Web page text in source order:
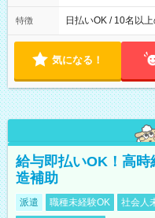
働8時間） ※週5日
によって時間外での
特徴 日払いOK / 10名以
気になる！
給与即払いOK！高
造補助
派遣 職種未経験OK 社会人